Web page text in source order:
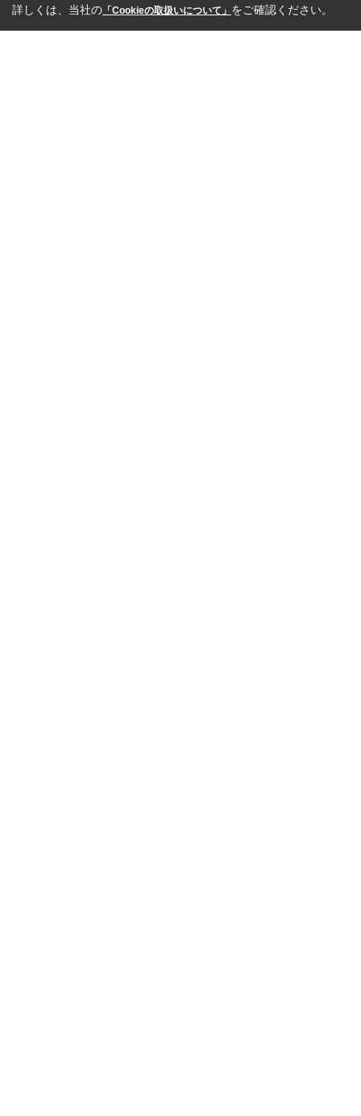
詳しくは、当社の 「Cookieの取扱いについて」 をご確認ください。